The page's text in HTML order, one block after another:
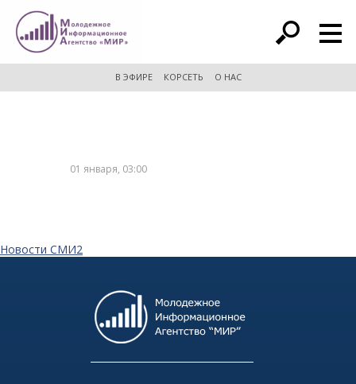
расширенный поиск
В ЭФИРЕ КОРСЕТЬ О НАС
01 января, 03:00
Новости СМИ2